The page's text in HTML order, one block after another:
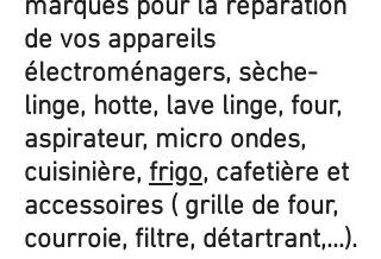
marques pour la réparation
de vos appareils
électroménagers, sèche-
linge, hotte, lave linge, four,
aspirateur, micro ondes,
cuisinière, frigo, cafetière et
accessoires ( grille de four,
courroie, filtre, détartrant,...).